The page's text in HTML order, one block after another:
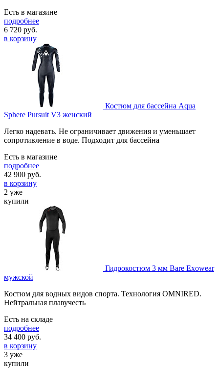
Есть в магазине
подробнее
6 720 руб.
в корзину
Костюм для бассейна Aqua
Sphere Pursuit V3 женский
Легко надевать. Не ограничивает движения и уменьшает
сопротивление в воде. Подходит для бассейна
Есть в магазине
подробнее
42 900 руб.
в корзину
2 уже
купили
Гидрокостюм 3 мм Bare Exowear
мужской
Костюм для водных видов спорта. Технология OMNIRED.
Нейтральная плавучесть
Есть на складе
подробнее
34 400 руб.
в корзину
3 уже
купили